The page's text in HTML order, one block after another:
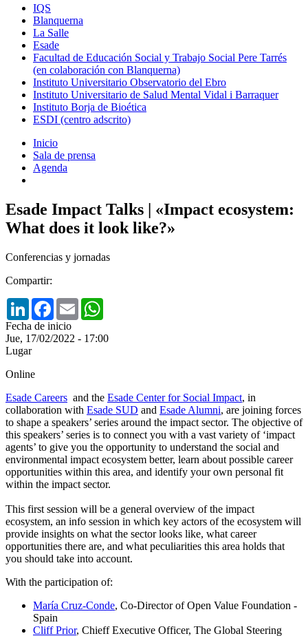
IQS
Blanquerna
La Salle
Esade
Facultad de Educación Social y Trabajo Social Pere Tarrés
(en colaboración con Blanquerna)
Instituto Universitario Observatorio del Ebro
Instituto Universitario de Salud Mental Vidal i Barraquer
Instituto Borja de Bioética
ESDI (centro adscrito)
Inicio
Sala de prensa
Agenda
Esade Impact Talks | «Impact ecosystem:
What does it look like?»
Conferencias y jornadas
Compartir:
LinkedInFacebook
Email
Fecha de inicio
Jue, 17/02/2022 - 17:00
Lugar
Online
Esade Careers and the Esade Center for Social Impact, in
collaboration with Esade SUD and Esade Alumni, are joining forces
to shape a speakers’ series around the impact sector. The objective of
this speakers’ series is to connect you with a vast variety of ‘impact
agents’ to give you the opportunity to understand the social and
environmental impact ecosystem better, learn about possible career
opportunities within this area, and identify your own personal fit
within the impact sector.
This first session will be a general overview of the impact
ecosystem, an info session in which key actors of the ecosystem will
provide insights on what the sector looks like, what career
opportunities there are, and what peculiarities this area holds that
you should take into account.
With the participation of:
María Cruz-Conde, Co-Director of Open Value Foundation -
Spain
Cliff Prior, Chieff Executive Officer, The Global Steering